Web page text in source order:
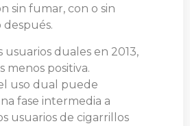
sin fumar, con o sin
después.
usuarios duales en 2013,
menos positiva.
uso dual puede
fase intermedia a
usuarios de cigarrillos